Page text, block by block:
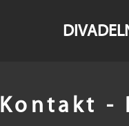
Kontakt -